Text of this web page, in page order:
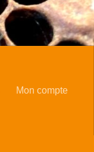
Mon compte